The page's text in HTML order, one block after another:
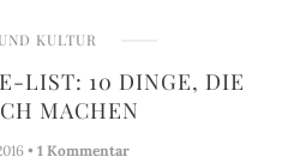
KULTUR
LIST: 10 DINGE, DIE
MACHEN
• 1 Kommentar